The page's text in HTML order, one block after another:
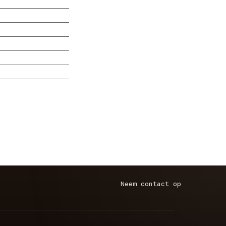
Neem contact op